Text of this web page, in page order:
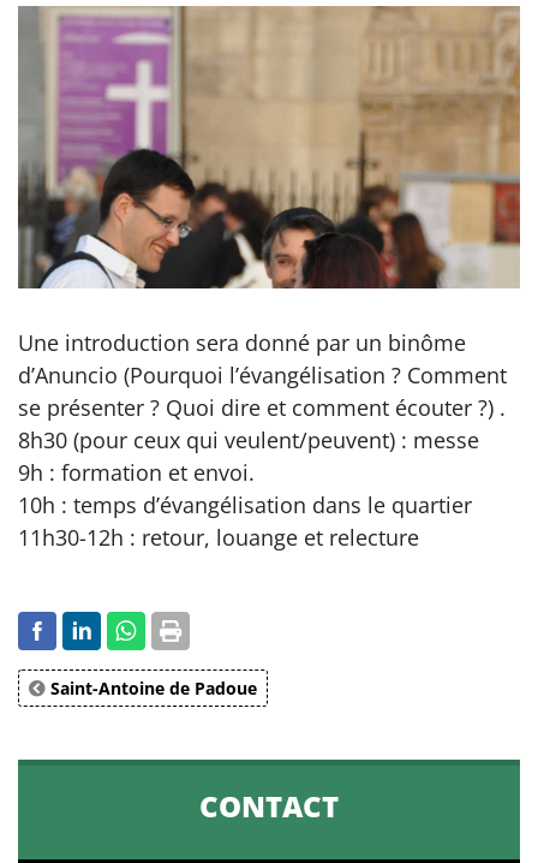
Une introduction sera donné par un binôme
d’Anuncio (Pourquoi l’évangélisation ? Comment
se présenter ? Quoi dire et comment écouter ?) .
8h30 (pour ceux qui veulent/peuvent) : messe
9h : formation et envoi.
10h : temps d’évangélisation dans le quartier
11h30-12h : retour, louange et relecture
Saint-Antoine de Padoue
CONTACT